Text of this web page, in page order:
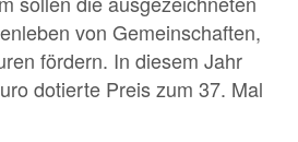
von Gemeinschaften,
fördern. In diesem Jahr
dotierte Preis zum 37. Mal